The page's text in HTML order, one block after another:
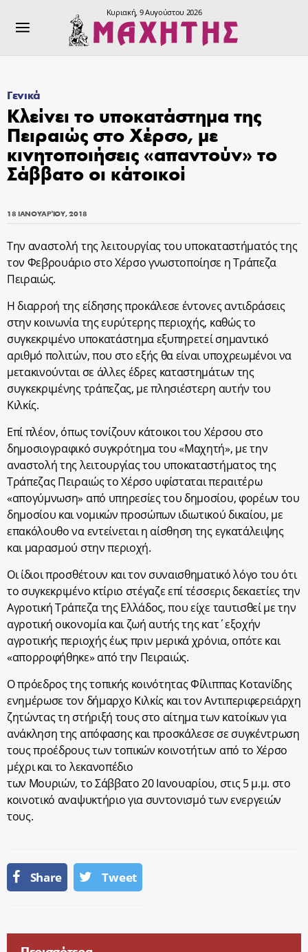
Κυριακή, 9 Αυγούστου 2026
Γενικά
Κλείνει το υποκατάστημα της
Πειραιώς στο Χέρσο, με
κινητοποιήσεις «απαντούν» το
Σάββατο οι κάτοικοί
18 ΙΑΝΟΥΑΡΊΟΥ, 2018
Την αναστολή της λειτουργίας του υποκαταστήματός της
τον Φεβρουάριο στο Χέρσο γνωστοποίησε η Τράπεζα
Πειραιώς.
Η διαρροή της είδησης προκάλεσε έντονες αντιδράσεις
στην κοινωνία της ευρύτερης περιοχής, καθώς το
συγκεκριμένο υποκατάστημα εξυπηρετεί σημαντικό
αριθμό πολιτών, που στο εξής θα είναι υποχρεωμένοι να
μετακινούνται σε άλλες έδρες καταστημάτων της
συγκεκριμένης τράπεζας, με πλησιέστερη αυτήν του
Κιλκίς.
Επί πλέον, όπως τονίζουν κάτοικοι του Χέρσου στο
δημοσιογραφικό συγκρότημα του «Μαχητή», με την
αναστολή της λειτουργίας του υποκαταστήματος της
Τράπεζας Πειραιώς το Χέρσο υφίσταται περαιτέρω
«απογύμνωση» από υπηρεσίες του δημοσίου, φορέων του
δημοσίου και νομικών προσώπων ιδιωτικού δικαίου, με
επακόλουθο να εντείνεται η αίσθηση της εγκατάλειψης
και μαρασμού στην περιοχή.
Οι ίδιοι προσθέτουν και τον συναισθηματικό λόγο του ότι
το συγκεκριμένο κτίριο στέγαζε επί τέσσερις δεκαετίες την
Αγροτική Τράπεζα της Ελλάδος, που είχε ταυτισθεί με την
αγροτική οικονομία και ζωή αυτής της κατ΄εξοχήν
αγροτικής περιοχής έως πριν μερικά χρόνια, οπότε και
«απορροφήθηκε» από την Πειραιώς.
Ο πρόεδρος της τοπικής κοινότητας Φίλιππας Κοτανίδης
ενημέρωσε τον δήμαρχο Κιλκίς και τον Αντιπεριφερειάρχη
ζητώντας τη στήριξή τους στο αίτημα των κατοίκων για
ανάκληση της απόφασης και προσκάλεσε σε συγκέντρωση
τους προέδρους των τοπικών κοινοτήτων από το Χέρσο
μέχρι και το λεκανοπέδιο
των Μουριών, το Σάββατο 20 Ιανουαρίου, στις 5 μ.μ. στο
κοινοτικό αναψυκτήριο για συντονισμό των ενεργειών
τους.
Share Tweet